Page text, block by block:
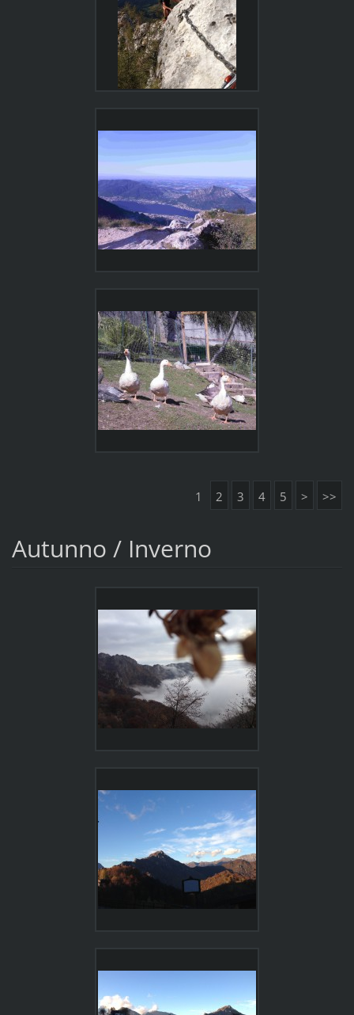
1 2 3 4 5 > >>
Autunno / Inverno